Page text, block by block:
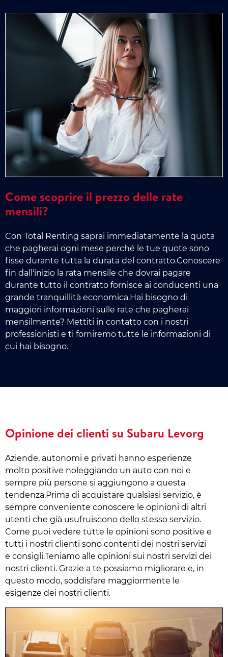
Come scoprire il prezzo delle rate
mensili?
Con Total Renting saprai immediatamente la quota
che pagherai ogni mese perché le tue quote sono
fisse durante tutta la durata del contratto.Conoscere
fin dall'inizio la rata mensile che dovrai pagare
durante tutto il contratto fornisce ai conducenti una
grande tranquillità economica.Hai bisogno di
maggiori informazioni sulle rate che pagherai
mensilmente? Mettiti in contatto con i nostri
professionisti e ti forniremo tutte le informazioni di
cui hai bisogno.
Opinione dei clienti su Subaru Levorg
Aziende, autonomi e privati hanno esperienze
molto positive noleggiando un auto con noi e
sempre più persone si aggiungono a questa
tendenza.Prima di acquistare qualsiasi servizio, è
sempre conveniente conoscere le opinioni di altri
utenti che già usufruiscono dello stesso servizio.
Come puoi vedere tutte le opinioni sono positive e
tutti i nostri clienti sono contenti dei nostri servizi
e consigli.Teniamo alle opinioni sui nostri servizi dei
nostri clienti. Grazie a te possiamo migliorare e, in
questo modo, soddisfare maggiormente le
esigenze dei nostri clienti.